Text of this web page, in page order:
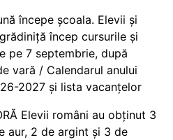
începe școala. Elevii și
încep cursurile și
pe 7 septembrie, după
vară / Calendarul anului
2027 și lista vacanțelor
Elevii români au obținut 3
aur, 2 de argint și 3 de